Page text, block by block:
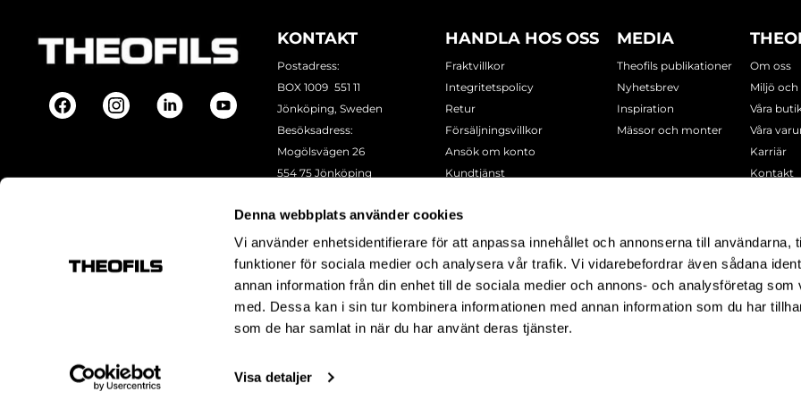
Denna webbplats använder cookies
Vi använder enhetsidentifierare för att anpassa innehållet och annonserna till användarna,
funktioner för sociala medier och analysera vår trafik. Vi vidarebefordrar även sådana
annan information från din enhet till de sociala medier och annons- och analysföretag som
med. Dessa kan i sin tur kombinera informationen med annan information som du har
som de har samlat in när du har använt deras tjänster.
Visa detaljer
KONTAKT
Postadress:
BOX 1009 551 11
Jönköping, Sweden
Besöksadress:
Mogölsvägen 26
554 75 Jönköping
Epost:info@theofils.se
Org. nr 556154-8925
Bankgironummer 835-7378
HANDLA HOS OSS
Fraktvillkor
Integritetspolicy
Retur
Försäljningsvillkor
Ansök om konto
Kundtjänst
MEDIA
Theofils publikationer
Nyhetsbrev
Inspiration
Mässor och monter
Om oss
Miljö
Våra
Våra
Karriär
Kontakt